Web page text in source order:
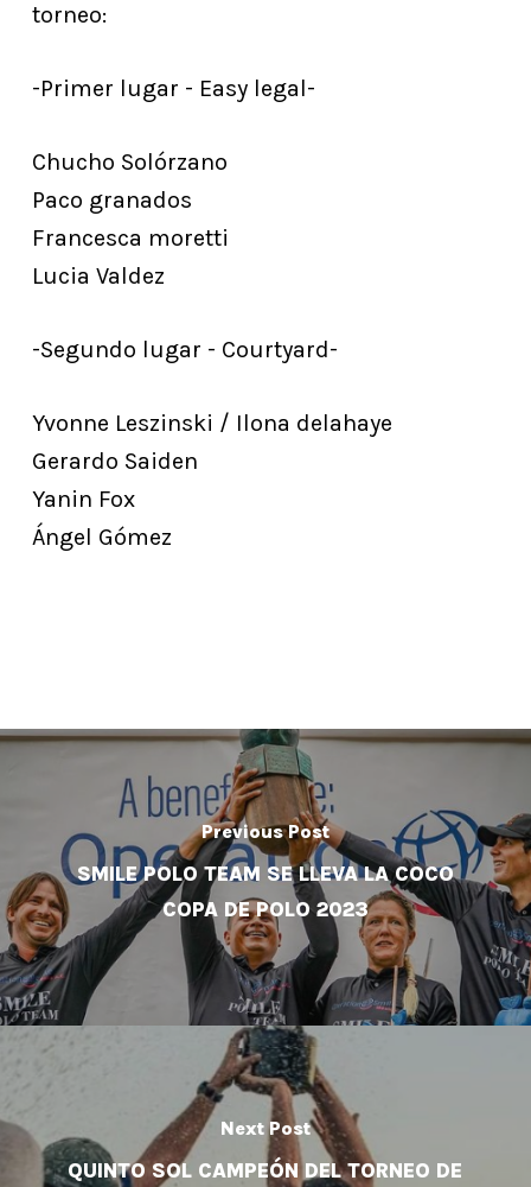
torneo:
-Primer lugar - Easy legal-
Chucho Solórzano
Paco granados
Francesca moretti
Lucia Valdez
-Segundo lugar - Courtyard-
Yvonne Leszinski / Ilona delahaye
Gerardo Saiden
Yanin Fox
Ángel Gómez
Previous Post
SMILE POLO TEAM SE LLEVA LA COCO
COPA DE POLO 2023
Next Post
QUINTO SOL CAMPEÓN DEL TORNEO DE